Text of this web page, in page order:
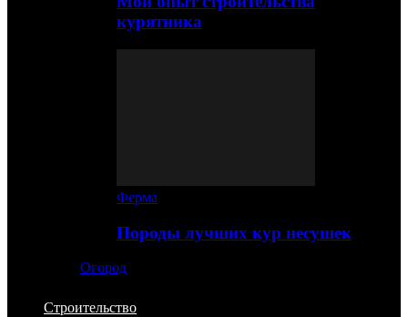
курятника
Ферма
Породы лучших кур несушек
Огород
Строительство